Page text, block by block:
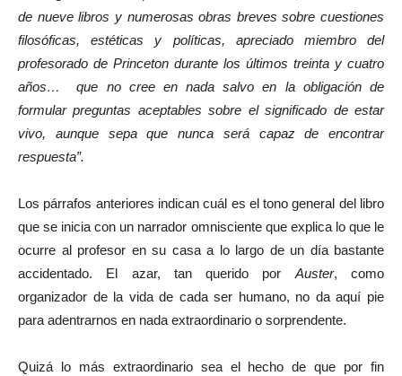
de nueve libros y numerosas obras breves sobre cuestiones
filosóficas, estéticas y políticas, apreciado miembro del
profesorado de Princeton durante los últimos treinta y cuatro
años… que no cree en nada salvo en la obligación de
formular preguntas aceptables sobre el significado de estar
vivo, aunque sepa que nunca será capaz de encontrar
respuesta”.
Los párrafos anteriores indican cuál es el tono general del libro
que se inicia con un narrador omnisciente que explica lo que le
ocurre al profesor en su casa a lo largo de un día bastante
accidentado. El azar, tan querido por Auster, como
organizador de la vida de cada ser humano, no da aquí pie
para adentrarnos en nada extraordinario o sorprendente.
Quizá lo más extraordinario sea el hecho de que por fin